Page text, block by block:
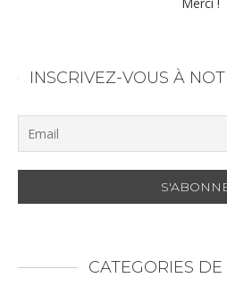
INSCRIVEZ-VOUS À
CATEGORIES DE